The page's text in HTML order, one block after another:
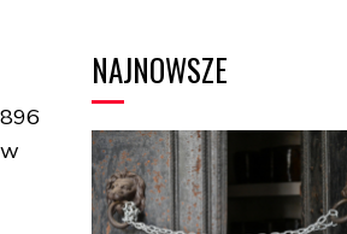
NAJNOWSZE